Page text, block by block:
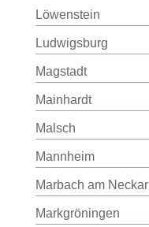
Löwenstein
Ludwigsburg
Magstadt
Mainhardt
Malsch
Mannheim
Marbach am Neckar
Markgröningen